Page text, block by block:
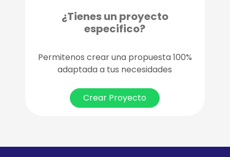
¿Tienes un proyecto
especifico?
Permitenos crear una propuesta 100%
adaptada a tus necesidades
Crear Proyecto